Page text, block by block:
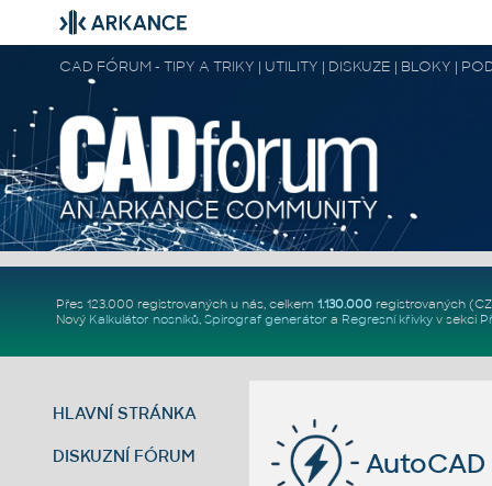
CAD FÓRUM - TIPY A TRIKY | UTILITY | DISKUZE | BLOKY |
Přes 123.000 registrovaných u nás, celkem 1.130.000registrovaných
Nový Kalkulátor nosníků, Spirograf generátor a Regresní křivkyv sekci
HLAVNÍ STRÁNKA
DISKUZNÍ FÓRUM AutoCAD